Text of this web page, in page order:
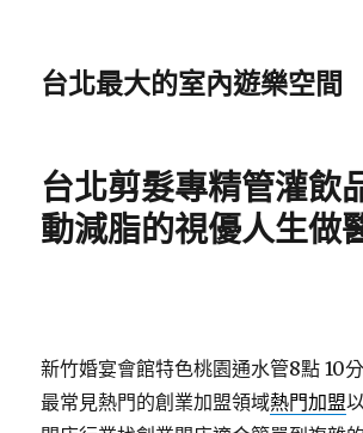
台北最大的室內遊樂空間
台北剪髮專精管灌飲
動減脂的視優人生做
新竹婚宴會館特色桃園通水管8點 10
最常見熱門的創業加盟領域熱門加盟